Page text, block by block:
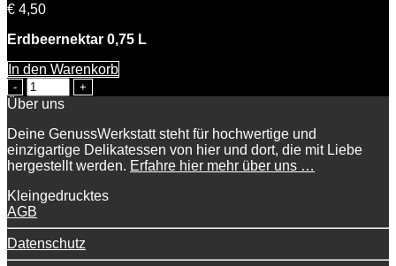
€ 4,50
Erdbeernektar 0,75 L
In den Warenkorb
Emma
Erdbeere
Über uns
Deine GenussWerkstatt steht für hochwertige und
einzigartige Delikatessen von hier und dort, die mit Liebe
hergestellt werden. Erfahre hier mehr über uns …
Kleingedrucktes
AGB
Datenschutz